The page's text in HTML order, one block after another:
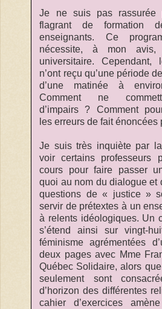
Je ne suis pas rassurée
flagrant de formation
enseignants. Ce
nécessite, à mon avis,
universitaire. Cependant,
n’ont reçu qu’une période
d’une matinée à
Comment ne
d’impairs ? Comment
les erreurs de fait énoncées
Je suis très inquiète par
voir certains professeurs
cours pour faire passer
quoi au nom du dialogue et
questions de « justice »
servir de prétextes à un
à relents idéologiques. Un
s’étend ainsi sur vingt-
féminisme agrémentées
deux pages avec Mme
Québec Solidaire, alors
seulement sont
d’horizon des différentes
cahier d’exercices